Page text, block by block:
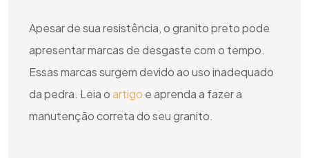
Apesar de sua resistência, o granito preto pode
apresentar marcas de desgaste com o tempo.
Essas marcas surgem devido ao uso inadequado
da pedra. Leia oartigo e aprenda a fazer a
manutenção correta do seu granito.